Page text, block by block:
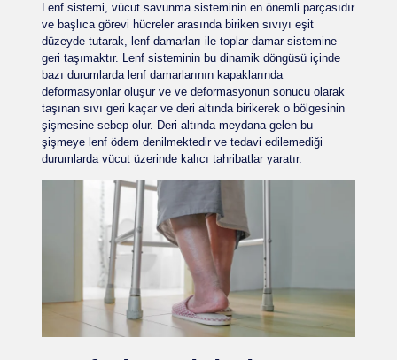
Lenf sistemi, vücut savunma sisteminin en önemli parçasıdır
ve başlıca görevi hücreler arasında biriken sıvıyı eşit
düzeyde tutarak, lenf damarları ile toplar damar sistemine
geri taşımaktır. Lenf sisteminin bu dinamik döngüsü içinde
bazı durumlarda lenf damarlarının kapaklarında
deformasyonlar oluşur ve ve deformasyonun sonucu olarak
taşınan sıvı geri kaçar ve deri altında birikerek o bölgesinin
şişmesine sebep olur. Deri altında meydana gelen bu
şişmeye lenf ödem denilmektedir ve tedavi edilemediği
durumlarda vücut üzerinde kalıcı tahribatlar yaratır.